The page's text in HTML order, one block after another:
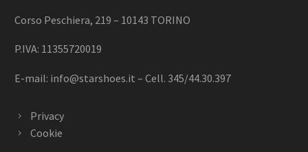
Corso Peschiera, 219 – 10143 TORINO
P.IVA: 11355720019
E-mail: info@starshoes.it – Cell. 345/44.30.397
Privacy
Cookie